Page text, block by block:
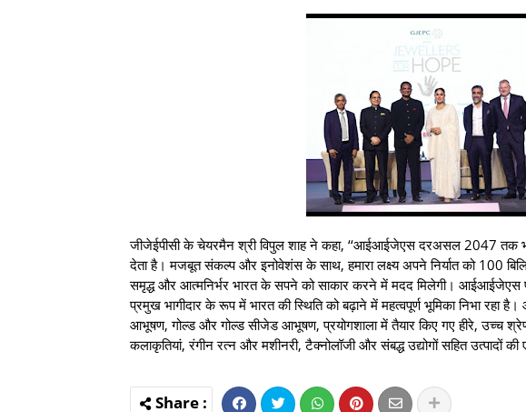
जीजेईपीसी के चेयरमैन श्री विपुल शाह ने कहा, ‘‘आईआईजेएस दरअसल 2047 तक
देता है। मजबूत संकल्प और इनोवेशंस के साथ, हमारा लक्ष्य अपने निर्यात को 100
समृद्ध और आत्मनिर्भर भारत के सपने को साकार करने में मदद मिलेगी। आईआईजेएस
प्रमुख भागीदार के रूप में भारत की स्थिति को बढ़ाने में महत्वपूर्ण भूमिका निभा
आभूषण, गोल्ड और गोल्ड सीजेड आभूषण, प्रयोगशाला में तैयार किए गए हीरे, उच्च
कलाकृतियां, रंगीन रत्न और मशीनरी, टैक्नोलॉजी और संबद्ध उद्योगों सहित उत्पादों